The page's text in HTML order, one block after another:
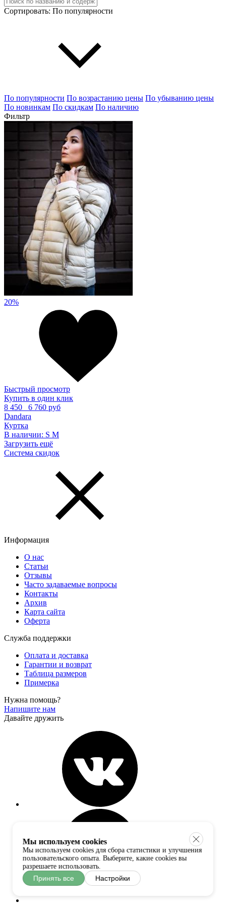
Сортировать: По популярности
По популярности По возрастанию цены По убыванию цены
По новинкам По скидкам По наличию
Фильтр
20%
Быстрый просмотр
Купить в один клик
8 450
6 760 руб
Dandara
Куртка
В наличии: S M
Загрузить ещё
Система скидок
Информация
О нас
Статьи
Отзывы
Часто задаваемые вопросы
Контакты
Архив
Карта сайта
Оферта
Служба поддержки
Оплата и доставка
Гарантии и возврат
Таблица размеров
Примерка
Нужна помощь?
Напишите нам
Давайте дружить
Мы используем cookies
Мы используем cookies для сбора статистики и улучшения
пользовательского опыта. Выберите, какие cookies вы
разрешаете использовать.
Принять все Настройки